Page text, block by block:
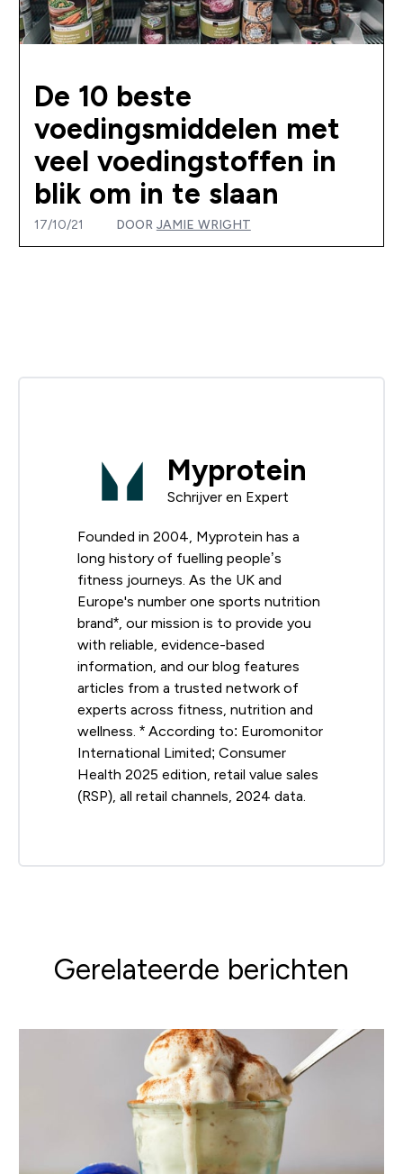
De 10 beste
voedingsmiddelen met
veel voedingstoffen in
blik om in te slaan
17/10/21 DOOR JAMIE WRIGHT
Myprotein
Schrijver en Expert
Founded in 2004, Myprotein has a
long history of fuelling people’s
fitness journeys. As the UK and
Europe's number one sports nutrition
brand*, our mission is to provide you
with reliable, evidence-based
information, and our blog features
articles from a trusted network of
experts across fitness, nutrition and
wellness. * According to: Euromonitor
International Limited; Consumer
Health 2025 edition, retail value sales
(RSP), all retail channels, 2024 data.
Gerelateerde berichten